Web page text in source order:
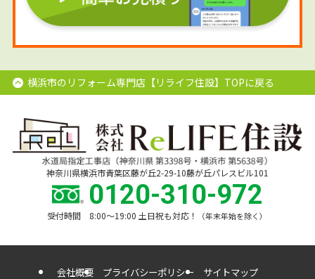
横浜市のリフォーム専門店【リライフ住設】TOPに戻る
神奈川県横浜市青葉区藤が丘2-29-10藤が丘パレスビル101
0120-310-972
受付時間 8:00〜19:00 土日祝も対応！ （年末年始を除く）
会社概要 プライバシーポリシー サイトマップ